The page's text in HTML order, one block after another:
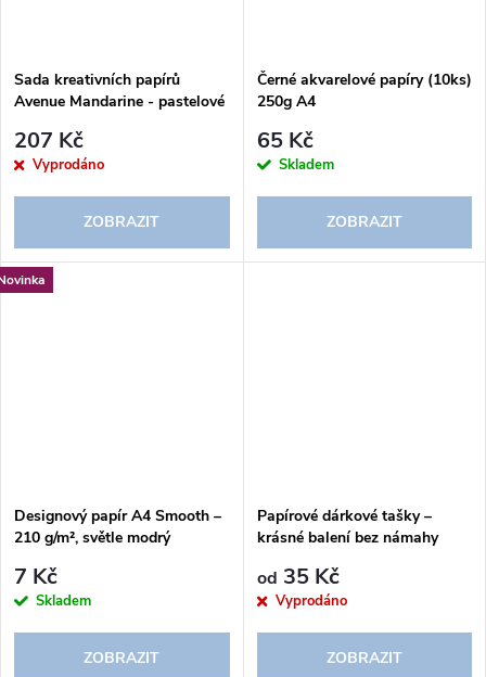
Sada kreativních papírů
Avenue Mandarine - pastelové
207 Kč
Vyprodáno
ZOBRAZIT
Černé akvarelové papíry (10ks)
250g A4
65 Kč
Skladem
ZOBRAZIT
Designový papír A4 Smooth –
210 g/m², světle modrý
7 Kč
Skladem
ZOBRAZIT
Papírové dárkové tašky –
krásné balení bez námahy
od 35 Kč
Vyprodáno
ZOBRAZIT